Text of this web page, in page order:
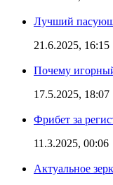
Лучший
21.6.2025, 16:15
Почему
17.5.2025, 18:07
Фрибет за
11.3.2025, 00:06
Актуальное